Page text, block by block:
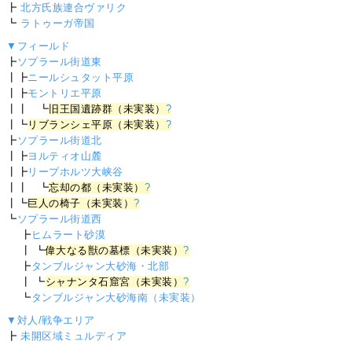
┣北方氏族連合ヴァリク
┗ ラトゥーガ帝国
▼フィールド
┣ ソプラール街道東
┃┣ニールシュタット平原
┃┣モントリエ平原
┃┃ ┗ 旧王国遺跡群（未実装） ?
┃┗ リブランシェ平原（未実装） ?
┣ ソプラール街道北
┃┣ヨルティオ山麓
┃┣ リープホルツ大峡谷
┃┃ ┗忘却の都（未実装） ?
┃┗巨人の椅子（未実装）?
┗ ソプラール街道西
┣ ヒムラート砂漠
┃ ┗偉大なる獣の墓標（未実装）?
┣ タンブルジャン大砂海・北部
┃ ┗シャナンタ石窟宮（未実装）?
┗ タンブルジャン大砂海南（未実装）
▼対人/戦争エリア
┣未開区域ミュルディア